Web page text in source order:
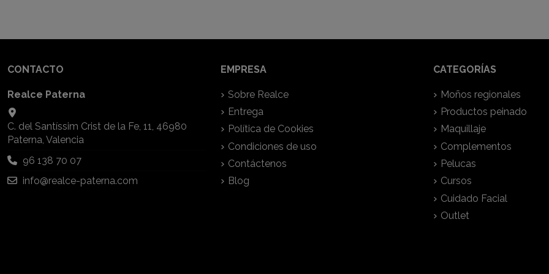
CONTACTO
Realce Paterna
C. del Santíssim Crist de la Fe, 11, 46980
Paterna, Valencia
96 138 70 07
info@realce-paterna.com
EMPRESA
Sobre Realce
Entrega
Política de Cookies
Condiciones de uso
Contáctenos
Blog
CATEGORÍAS
Moños regionales
Productos peinado
Maquillaje
Complementos
Pelucas
Cursos
Cuidado Facial
Outlet